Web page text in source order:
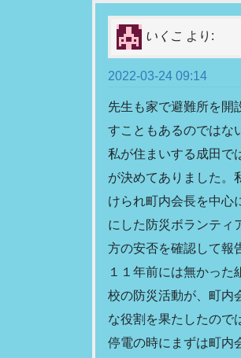
いくこ より:
2022-03-24 09:14
先生も家で避難所を開
すこともあるのではな
私が住まいする成田で
が決めてありました。
けられ町内会長を中心
にした防災ボランティ
方の安否を確認して報
１１年前には無かっ
校の防災活動が、町内
な役割を果たしたので
停電の時にまずは町内